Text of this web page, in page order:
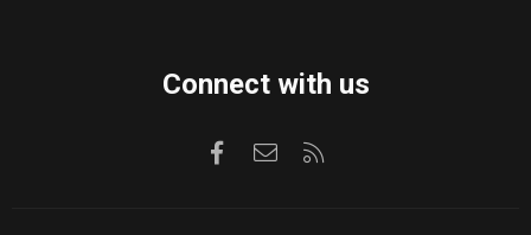
Connect with us
FacebookKontaktirajte nas